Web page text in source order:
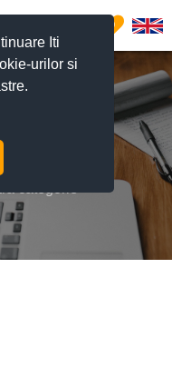
Iti
urilor si
0